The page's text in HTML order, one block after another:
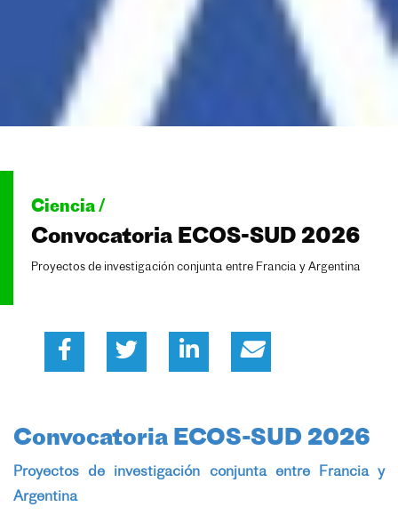
Ciencia /
Convocatoria ECOS-SUD 2026
Proyectos de investigación conjunta entre Francia y Argentina
Convocatoria ECOS-SUD 2026
Proyectos de investigación conjunta entre Francia y
Argentina